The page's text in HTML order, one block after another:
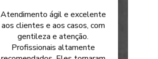
Atendimento ágil e excelente
aos clientes e aos casos, com
gentileza e atenção.
Profissionais altamente